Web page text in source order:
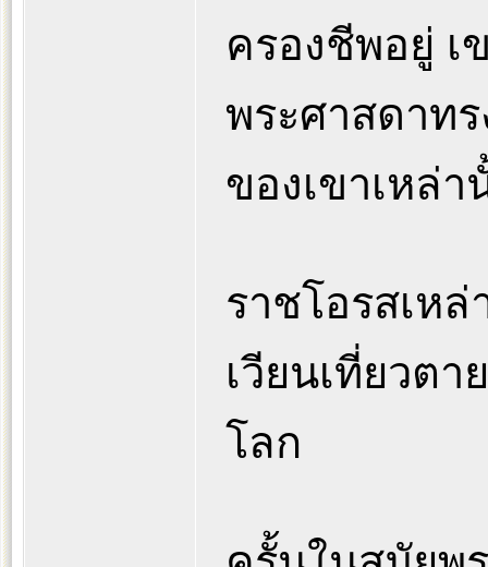
ครองชีพอยู่ เ
พระศาสดาท
ของเขาเหล่า
ราชโอรสเห
เวียนเที่ยวต
โลก